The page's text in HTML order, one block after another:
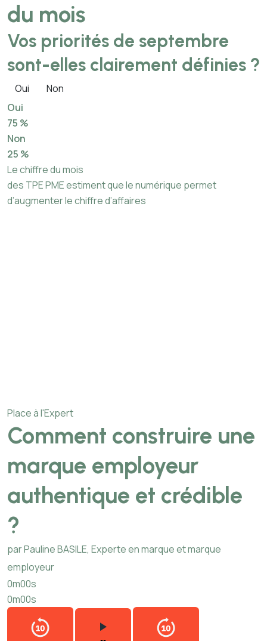
du mois
Vos priorités de septembre
sont-elles clairement définies ?
Oui
Non
Oui
75 %
Non
25 %
Le chiffre du mois
des TPE PME estiment que le numérique permet
d’augmenter le chiffre d’affaires
Place à l'Expert
Comment construire une
marque employeur
authentique et crédible
?
par Pauline BASILE, Experte en marque et marque
employeur
0m00s
0m00s